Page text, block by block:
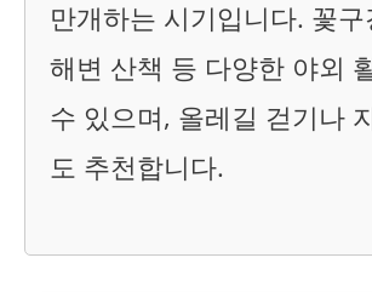
만개하는 시기입니다. 꽃
해변 산책 등 다양한 야외
수 있으며, 올레길 걷기나
도 추천합니다.